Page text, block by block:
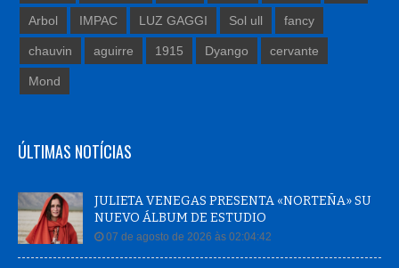
Arbol IMPAC LUZ GAGGI Sol ull fancy
chauvin aguirre 1915 Dyango cervante
Mond
ÚLTIMAS NOTÍCIAS
JULIETA VENEGAS PRESENTA «NORTEÑA» SU
NUEVO ÁLBUM DE ESTUDIO
07 de agosto de 2026 às 02:04:42